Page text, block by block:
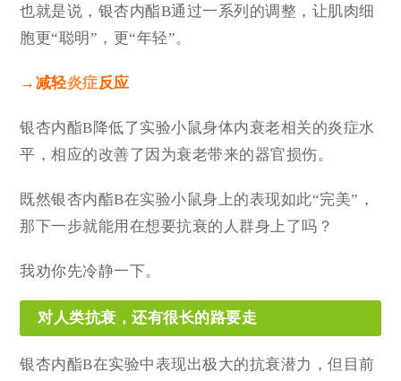
也就是说，银杏内酯B通过一系列的调整，让肌肉细
胞更“聪明”，更“年轻”。
→减轻炎症反应
银杏内酯B降低了实验小鼠身体内衰老相关的炎症水
平，相应的改善了因为衰老带来的器官损伤。
既然银杏内酯B在实验小鼠身上的表现如此“完美”，
那下一步就能用在想要抗衰的人群身上了吗？
我劝你先冷静一下。
对人类抗衰，还有很长的路要走
银杏内酯B在实验中表现出极大的抗衰潜力，但目前